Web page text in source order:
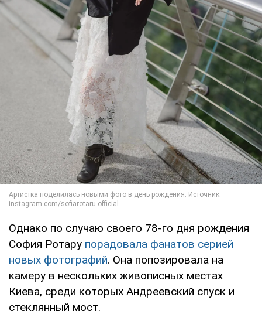
Однако по случаю своего 78-го дня рождения
София Ротару порадовала фанатов серией
новых фотографий. Она попозировала на
камеру в нескольких живописных местах
Киева, среди которых Андреевский спуск и
стеклянный мост.